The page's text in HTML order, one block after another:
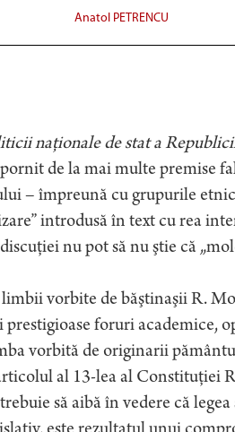
Anatol PETRENCU
naţionale de stat a
de la mai multe premise
– împreună cu grupurile
introdusă în text cu rea
nu pot să nu ştie că
vorbite de băştinaşii R.
foruri academice,
vorbită de originarii
al 13-lea al Constituţiei
să aibă în vedere că